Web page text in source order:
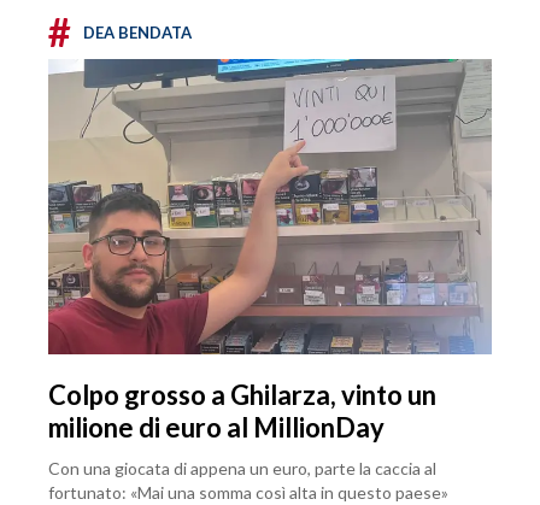
# DEA BENDATA
Colpo grosso a Ghilarza, vinto un
milione di euro al MillionDay
Con una giocata di appena un euro, parte la caccia al
fortunato: «Mai una somma così alta in questo paese»